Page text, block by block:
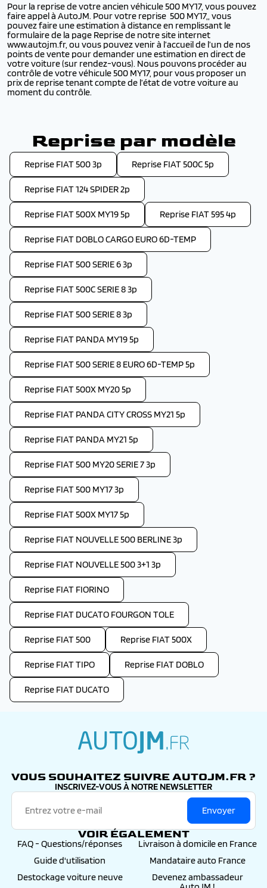
Pour la reprise de votre ancien véhicule 500 MY17, vous pouvez
faire appel à AutoJM. Pour votre reprise 500 MY17,, vous
pouvez faire une estimation à distance en remplissant le
formulaire de la page Reprise de notre site internet
www.autojm.fr, ou vous pouvez venir à l’accueil de l’un de nos
points de vente pour demander une estimation en direct de
votre voiture (sur rendez-vous). Nous pouvons procéder au
contrôle de votre véhicule 500 MY17, pour vous proposer un
prix de reprise tenant compte de l’état de votre voiture au
moment du contrôle.
Reprise par modèle
Reprise FIAT 500 3p Reprise FIAT 500C 5p
Reprise FIAT 124 SPIDER 2p
Reprise FIAT 500X MY19 5p Reprise FIAT 595 4p
Reprise FIAT DOBLO CARGO EURO 6D-TEMP
Reprise FIAT 500 SERIE 6 3p
Reprise FIAT 500C SERIE 8 3p
Reprise FIAT 500 SERIE 8 3p
Reprise FIAT PANDA MY19 5p
Reprise FIAT 500 SERIE 8 EURO 6D-TEMP 5p
Reprise FIAT 500X MY20 5p
Reprise FIAT PANDA CITY CROSS MY21 5p
Reprise FIAT PANDA MY21 5p
Reprise FIAT 500 MY20 SERIE 7 3p
Reprise FIAT 500 MY17 3p
Reprise FIAT 500X MY17 5p
Reprise FIAT NOUVELLE 500 BERLINE 3p
Reprise FIAT NOUVELLE 500 3+1 3p
Reprise FIAT FIORINO
Reprise FIAT DUCATO FOURGON TOLE
Reprise FIAT 500 Reprise FIAT 500X
Reprise FIAT TIPO Reprise FIAT DOBLO
Reprise FIAT DUCATO
VOUS SOUHAITEZ SUIVRE AUTOJM.FR ?
INSCRIVEZ-VOUS À NOTRE NEWSLETTER
Envoyer
VOIR ÉGALEMENT
FAQ - Questions/réponses
Livraison à domicile en France
Guide d'utilisation
Mandataire auto France
Destockage voiture neuve
Devenez ambassadeur